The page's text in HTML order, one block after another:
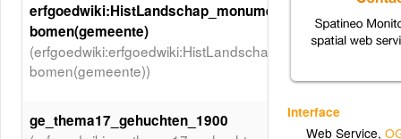
Interface
Web Service,
erfgoedwiki:HistLandschap_monumentale-
bomen(gemeente)
(erfgoedwiki:erfgoedwiki:HistLandschap_monumentale-
bomen(gemeente))
ge_thema17_gehuchten_1900